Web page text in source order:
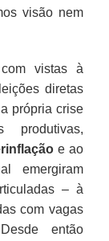
visão nem
com vistas à
diretas
própria crise
produtivas,
e ao
emergiram
– à
com vagas
então